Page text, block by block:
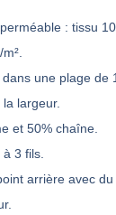
: tissu
une plage de
largeur.
et 50% chaîne.
3 fils.
arrière avec